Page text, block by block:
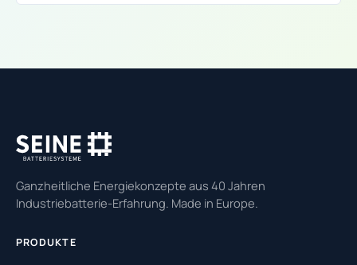
Ganzheitliche Energiekonzepte aus 40 Jahren
Industriebatterie-Erfahrung. Made in Europe.
PRODUKTE